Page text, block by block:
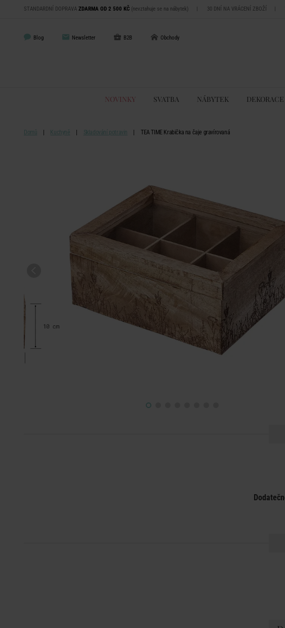
STANDARDNÍ DOPRAVA ZDARMA OD 2 500 KČ (nevztahuje se na nábytek) | 30 DNÍ NA VRÁCENÍ ZBOŽÍ |
Blog Newsletter B2B Obchody
NOVINKY SVATBA NÁBYTEK
Domů Kuchyně Skladování potravin TEA TIME Krabička na čaje gravírovaná